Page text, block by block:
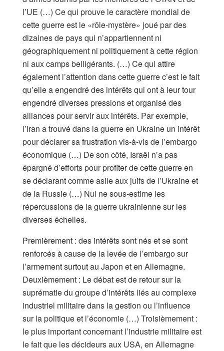
l’UE (…) Ce qui prouve le caractère mondial de
cette guerre est le «rôle-mystère» joué par des
dizaines de pays qui n’appartiennent ni
géographiquement ni politiquement à cette région
ni aux camps belligérants. (…) Ce qui attire
également l’attention dans cette guerre c’est le fait
qu’elle a engendré des intérêts qui ont à leur tour
engendré diverses pressions et organisé des
alliances pour servir aux intérêts. Par exemple,
l’Iran a trouvé dans la guerre en Ukraine un intérêt
pour déclarer sa frustration vis-à-vis de l’embargo
économique (…) De son côté, Israël n’a pas
épargné d’efforts pour profiter de cette guerre en
se déclarant comme asile aux juifs de l’Ukraine et
de la Russie (…) Nul ne sous-estime les
répercussions de la guerre ukrainienne sur les
diverses échelles.
Premièrement : des intérêts sont nés et se sont
renforcés à cause de la levée de l’embargo sur
l’armement surtout au Japon et en Allemagne.
Deuxièmement : Le débat est de retour sur la
suprématie du groupe d’intérêts liés au complexe
industriel militaire dans la gestion ou l’influence
sur la politique et l’économie (…) Troisièmement :
le plus important concernant l’industrie militaire est
le fait que les décideurs aux USA, en Allemagne